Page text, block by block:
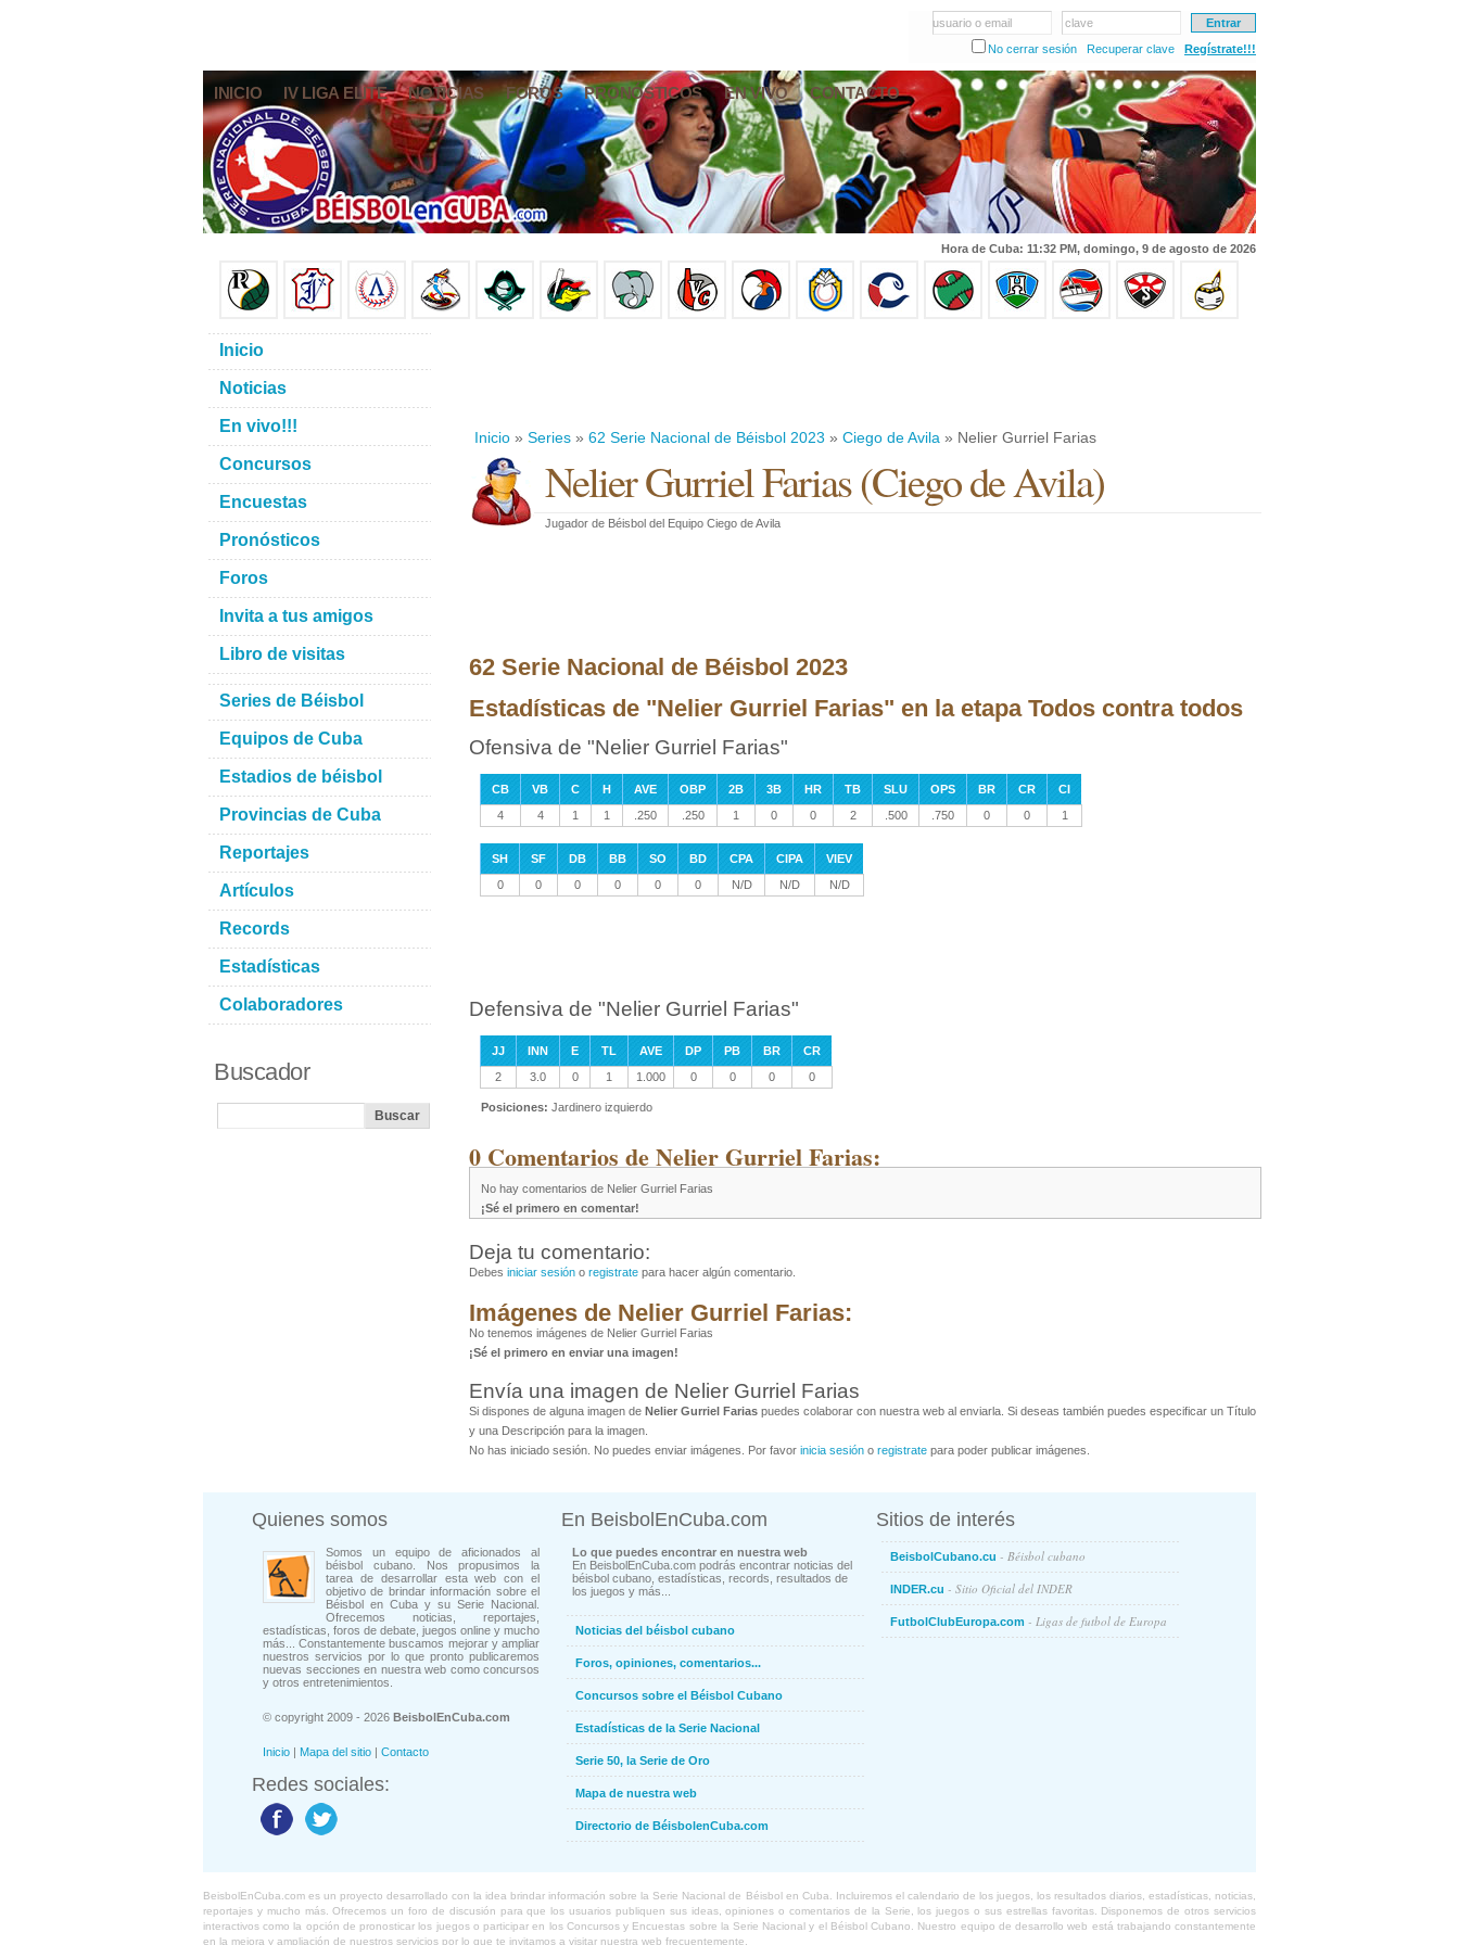
usuario o email
clave
No cerrar sesión
Recuperar clave Regístrate!!!
INICIO IV LIGA ELITE NOTICIAS FOROS PRONÓSTICOS EN VIVO CONTACTO
Hora de Cuba: 11:32 PM, domingo, 9 de agosto de 2026
Inicio » Series » 62 Serie Nacional de Béisbol 2023 » Ciego de Avila » Nelier Gurriel Farias
Nelier Gurriel Farias(Ciego de Avila)
Jugador de Béisbol del Equipo Ciego de Avila
62 Serie Nacional de Béisbol 2023
Estadísticas de "Nelier Gurriel Farias" en la etapa Todos contra todos
Ofensiva de "Nelier Gurriel Farias"
CB VB C H AVE OBP 2B 3B HR TB SLU OPS BR CR
CI
4
4 1 1 .250 .250 1 0 0 2 .500 .750 0 0 1
SH SF DB BB SO BD CPA CIPA
VIEV
0
0 0 0 0 0 N/D N/D N/D
Defensiva de "Nelier Gurriel Farias"
JJ INN E TL AVE DP PB BR
CR
2
3.0 0 1 1.000 0 0 0 0
Posiciones: Jardinero izquierdo
0 Comentarios de Nelier Gurriel Farias:
No hay comentarios de Nelier Gurriel Farias
¡Sé el primero en comentar!
Deja tu comentario:
Debes iniciar sesión o registrate para hacer algún comentario.
Imágenes de Nelier Gurriel Farias:
No tenemos imágenes de Nelier Gurriel Farias
¡Sé el primero en enviar una imagen!
Envía una imagen de Nelier Gurriel Farias
Si dispones de alguna imagen de Nelier Gurriel Farias puedes colaborar con nuestra web al enviarla. Si deseas también puedes especificar un Título
y una Descripción para la imagen.
No has iniciado sesión. No puedes enviar imágenes. Por favor inicia sesión o registrate para poder publicar imágenes.
Inicio
Noticias
En vivo!!!
Concursos
Encuestas
Pronósticos
Foros
Invita a tus amigos
Libro de visitas
Series de Béisbol
Equipos de Cuba
Estadios de béisbol
Provincias de Cuba
Reportajes
Artículos
Records
Estadísticas
Colaboradores
Buscador
Quienes somos
Somos un equipo de aficionados al
béisbol cubano. Nos propusimos la
tarea de desarrollar esta web con el
objetivo de brindar información sobre el
Béisbol en Cuba y su Serie Nacional.
Ofrecemos noticias, reportajes,
estadísticas, foros de debate, juegos online y mucho
más... Constantemente buscamos mejorar y ampliar
nuestros servicios por lo que pronto publicaremos
nuevas secciones en nuestra web como concursos
y otros entretenimientos.
© copyright 2009 - 2026 BeisbolEnCuba.com
Inicio | Mapa del sitio | Contacto
Redes sociales:
En BeisbolEnCuba.com
Lo que puedes encontrar en nuestra web
En BeisbolEnCuba.com podrás encontrar noticias del
béisbol cubano, estadísticas, records, resultados de
los juegos y más...
Noticias del béisbol cubano
Foros, opiniones, comentarios...
Concursos sobre el Béisbol Cubano
Estadísticas de la Serie Nacional
Serie 50, la Serie de Oro
Mapa de nuestra web
Directorio de BéisbolenCuba.com
Sitios de interés
BeisbolCubano.cu - Béisbol cubano
INDER.cu - Sitio Oficial del INDER
FutbolClubEuropa.com - Ligas de futbol de Europa
BeisbolEnCuba.com es un proyecto desarrollado con la idea brindar información sobre la Serie Nacional de Béisbol en Cuba. Incluiremos el calendario de los juegos, los resultados diarios, estadísticas, noticias,
reportajes y mucho más. Ofrecemos un foro de discusión para que los usuarios publiquen sus ideas, opiniones o comentarios de la Serie, los juegos o sus estrellas favoritas. Disponemos de otros servicios
interactivos como la opción de pronosticar los juegos o participar en los Concursos y Encuestas sobre la Serie Nacional y el Béisbol Cubano. Nuestro equipo de desarrollo web está trabajando constantemente
en la mejora y ampliación de nuestros servicios por lo que te invitamos a visitar nuestra web frecuentemente.